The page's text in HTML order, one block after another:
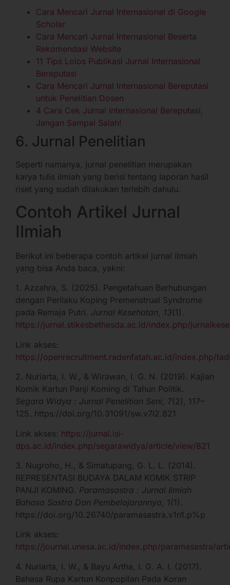
Cara Mencari Jurnal Internasional di Google
Scholar
Cara Mencari Jurnal Internasional Beserta
Rekomendasi Website
11 Tips Lolos Publikasi Jurnal Internasional
Bereputasi
Cara Mencari Jurnal Internasional Bereputasi
untuk Penelitian Dosen
4 Cara Cek Jurnal Internasional Bereputasi,
Jangan Sampai Salah!
6. Jurnal Penelitian
Seperti namanya, jurnal penelitian merupakan
karya tulis ilmiah yang berisi tentang laporan hasil
riset yang sudah dilakukan terlebih dahulu.
Contoh Artikel Jurnal
Ilmiah
Berikut ini beberapa contoh artikel jurnal ilmiah
yang bisa Anda baca, yakni:
1. Azzahra, S. (2025). Pengetahuan Berhubungan
dengan Perilaku Koping Premenstrual Syndrome
pada Remaja Putri. Jurnal Kesehatan, 13(1).
https://jurnal.stikesbethesda.ac.id/index.php/
Link akses:
https://openrecruitment.radenfatah.ac.id/index.php/
2. Nuriarta, I. W., & Wirawan, I. G. N. (2019). Kajian
Komik Kartun Panji Koming di Tahun Politik.
Segara Widya : Jurnal Penelitian Seni, 7(2), 117–
125. https://doi.org/10.31091/sw.v7i2.821
Link akses: https://jurnal.isi-
dps.ac.id/index.php/segarawidya/article/view/821
3. Nugroho, H., & Simatupang, G. L. L. (2014).
REPRESENTASI BUDAYA DALAM KOMIK STRIP
PANJI KOMING. Paramasastra : Jurnal Ilmiah
Bahasa Sastra Dan Pembelajarannya , 1(1).
https://doi.org/10.26740/paramasastra.v1n1.p%p
Link akses:
https://journal.unesa.ac.id/index.php/paramasastra/
4. Nuriarta, I. W., & Bayu Artha, I. G. A. I. (2017).
Bahasa Rupa Kartun Konpopilan Pada Koran